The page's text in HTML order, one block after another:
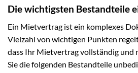
Die wichtigsten Bestandteile
Ein Mietvertrag ist ein komplexes
Vielzahl von wichtigen Punkten
dass Ihr Mietvertrag vollständig und
Sie die folgenden Bestandteile